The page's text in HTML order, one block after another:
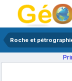
Roche et